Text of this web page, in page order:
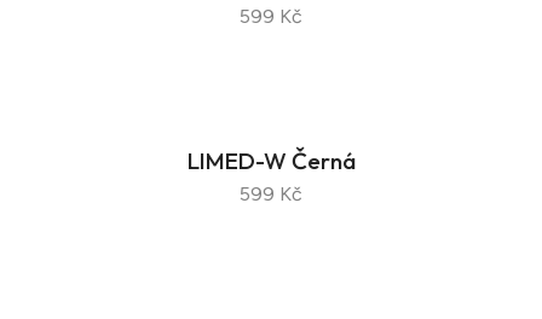
599 Kč
LIMED-W Černá
599 Kč